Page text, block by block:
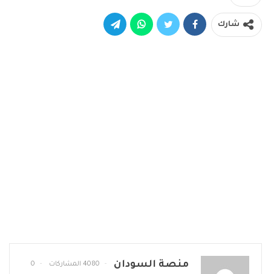
شارك
منصة السودان 4080 المشاركات 0